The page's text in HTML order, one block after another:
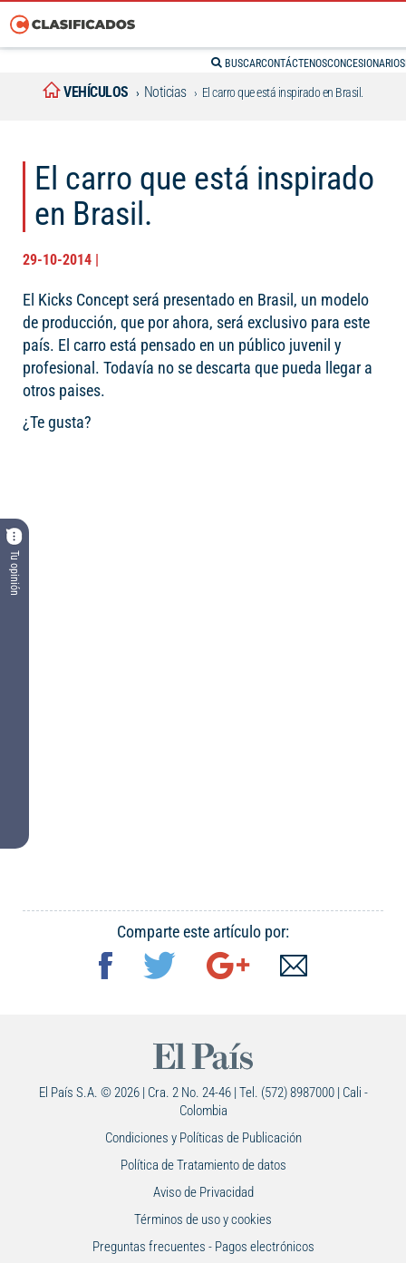
BUSCARCONTÁCTENOSCONCESIONARIOS
VEHÍCULOS Noticias El carro que está inspirado en Brasil.
El carro que está inspirado
en Brasil.
29-10-2014 |
El Kicks Concept será presentado en Brasil, un modelo
de producción, que por ahora, será exclusivo para este
país. El carro está pensado en un público juvenil y
profesional. Todavía no se descarta que pueda llegar a
otros paises.
¿Te gusta?
Tu opinión
Comparte este artículo por:
El País S.A. © 2026 | Cra. 2 No. 24-46 | Tel. (572) 8987000 | Cali -
Colombia
Condiciones y Políticas de Publicación
Política de Tratamiento de datos
Aviso de Privacidad
Términos de uso y cookies
Preguntas frecuentes - Pagos electrónicos